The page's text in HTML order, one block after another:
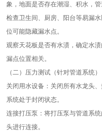
象，地面是否存在潮湿、积水，
检查卫生间、厨房、阳台等易漏
位可能隐藏漏水点。​
观察天花板是否有水渍，确定水
漏点位置相关。​
（二）压力测试（针对管道系统）​
关闭用水设备：关闭所有水龙头
系统处于封闭状态。​
连接打压泵：将打压泵与管道系
头进行连接。​